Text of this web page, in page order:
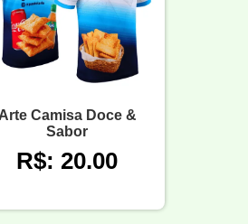
Arte Camisa Doce &
Sabor
R$: 20.00